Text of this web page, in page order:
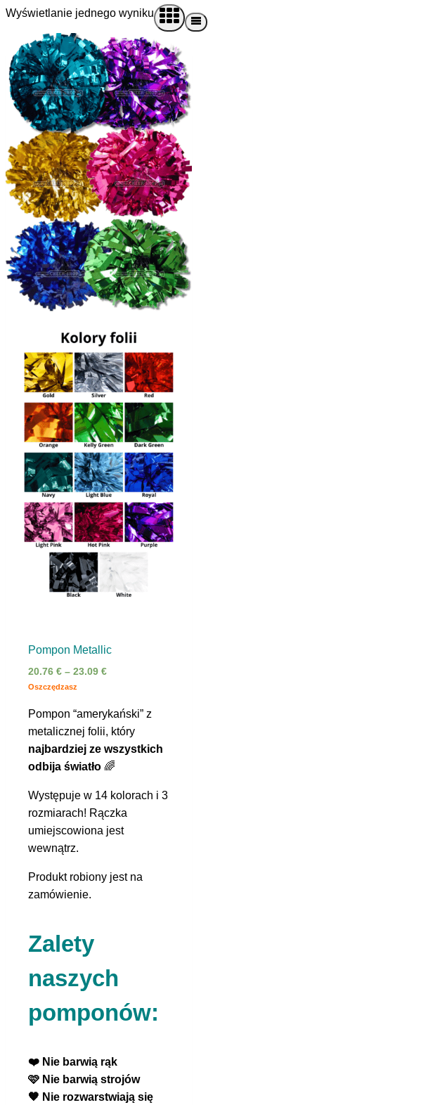
Wyświetlanie jednego wyniku
Pompon Metallic
20.76 € – 23.09 €Zakres
20.76 €
do
23.09 €
Oszczędzasz
Pompon “amerykański” z
metalicznej folii, który
najbardziej ze wszystkich
odbija światło 🌈
Występuje w 14 kolorach i 3
rozmiarach! Rączka
umiejscowiona jest
wewnątrz.
Produkt robiony jest na
zamówienie.
Zalety
naszych
pomponów:
❤️ Nie barwią rąk
🩷 Nie barwią strojów
🧡 Nie rozwarstwiają się